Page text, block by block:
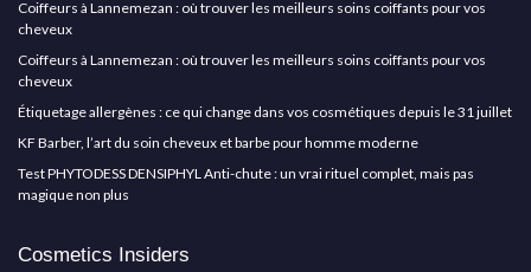
Coiffeurs à Lannemezan : où trouver les meilleurs soins coiffants pour vos
cheveux
Coiffeurs à Lannemezan : où trouver les meilleurs soins coiffants pour vos
cheveux
Étiquetage allergènes : ce qui change dans vos cosmétiques depuis le 31 juillet
KF Barber, l’art du soin cheveux et barbe pour homme moderne
Test PHYTODESS DENSIPHYL Anti-chute : un vrai rituel complet, mais pas
magique non plus
Cosmetics Insiders